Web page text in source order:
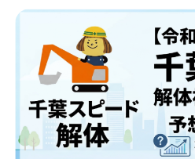
中心に、建て替えに伴う解体
の解体工事 アパートやマンシ